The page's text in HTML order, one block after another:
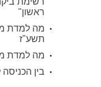
ראשון"
מה למדת
תשע"ז
מה למדת
בין הכניסה